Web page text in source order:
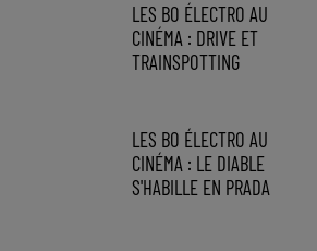
LES BO ÉLECTRO AU
CINÉMA : DRIVE ET
TRAINSPOTTING
LES BO ÉLECTRO AU
CINÉMA : LE DIABLE
S'HABILLE EN PRADA